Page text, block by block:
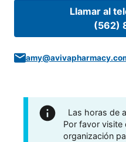
Llamar al
(562)
Las horas de
Por favor visite
organización